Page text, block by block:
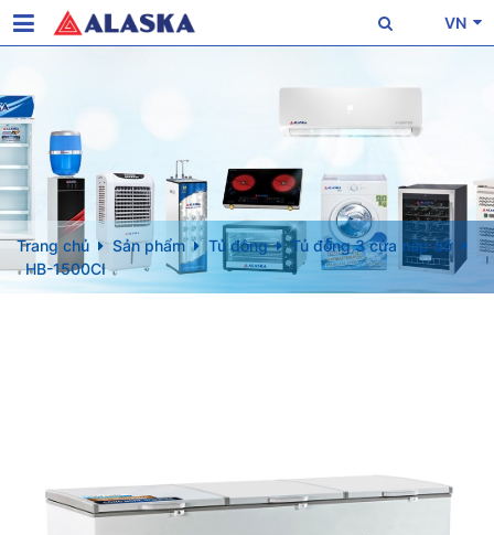
VN
Trang chủ Sản phẩm Tủ đông
Tủ đông 3 cửa nắp dỡ
HB-1500CI